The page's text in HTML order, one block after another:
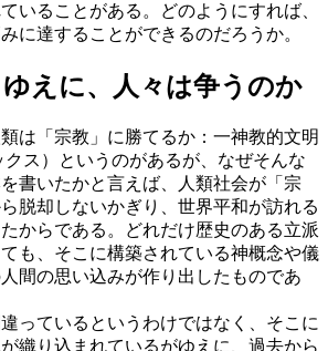
いることがある。どのようにすれば、
に達することができるのだろうか。
えに、人々は争うのか
は「宗教」に勝てるか：一神教的文明
ス）というのがあるが、なぜそんな
書いたかと言えば、人類社会が「宗
脱却しないかぎり、世界平和が訪れる
からである。どれだけ歴史のある立派
も、そこに構築されている神概念や儀
間の思い込みが作り出したものであ
っているというわけではなく、そこに
織り込まれているがゆえに、過去から